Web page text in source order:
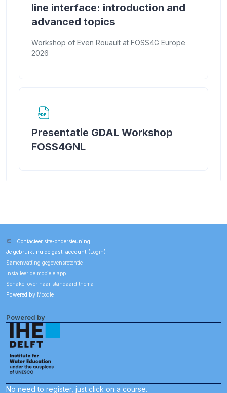
line interface: introduction and
advanced topics
Workshop of Even Rouault at FOSS4G Europe
2026
Presentatie GDAL Workshop
FOSS4GNLBestand
Contacteer site-ondersteuning
Je gebruikt nu de gast-account (Login)
Samenvatting gegevensretentie
Installeer de mobiele app
Schakel over naar standaard thema
Powered by Moodle
Powered by
No need to register, just click on a course.